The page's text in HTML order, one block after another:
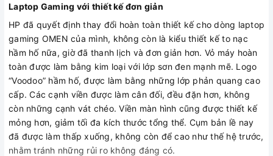
Laptop‌ Gaming ‌với ‌thiết ‌kế ‌đơn ‌giản‌
HP‌ đã ‌quyết ‌định ‌thay ‌đổi ‌hoàn‌ ‌toàn‌ ‌thiết‌ ‌kế‌ ‌cho‌ ‌dòng‌ ‌laptop‌
‌gaming‌ ‌OMEN‌ ‌của‌ ‌mình,‌ ‌không‌ ‌còn‌ ‌là‌ kiểu‌ ‌thiết‌ ‌kế‌ ‌to‌ ‌nạc‌
‌hầm‌ ‌hố‌ ‌nữa,‌ ‌giờ‌ ‌đã‌ ‌thanh‌ ‌lịch‌ ‌và‌ ‌đơn‌ ‌giản‌ ‌hơn.‌ ‌Vỏ‌ ‌máy‌ ‌hoàn‌
‌toàn‌ ‌được‌ ‌làm‌ ‌bằng‌ kim‌ ‌loại‌ ‌với‌ ‌lớp‌ ‌sơn‌ ‌đen‌ ‌mạnh‌ ‌mẽ.‌ ‌Logo‌
‌“Voodoo”‌ ‌hầm‌ ‌hố,‌ ‌được làm bằng những lớp phản quang cao
cấp. ‌Các‌ ‌cạnh‌ ‌viền‌ được‌ ‌làm‌ ‌cân‌ ‌đối,‌ ‌đều‌ ‌đặn‌ ‌hơn,‌ ‌không‌
‌còn‌ ‌những‌ ‌cạnh‌ ‌vát‌ ‌chéo‌. ‌Viền‌ ‌màn‌ ‌hình‌ ‌cũng‌ được‌ ‌thiết‌ ‌kế‌
‌mỏng‌ ‌hơn,‌ ‌giảm‌ ‌tối‌ ‌đa‌ ‌kích‌ ‌thước‌ ‌tổng‌ ‌thể.‌ ‌Cụm‌ ‌bản‌ ‌lề‌ ‌nay‌
‌đã‌ ‌được‌ ‌làm‌ ‌thấp‌ ‌xuống,‌ ‌không‌ ‌còn‌ ‌để‌ ‌cao‌ ‌như‌ ‌thế‌ ‌hệ‌ ‌trước,‌
‌nhằm‌ ‌tránh‌ ‌những‌ ‌rủi‌ ‌ro‌ ‌không‌ ‌đáng‌ ‌có.‌